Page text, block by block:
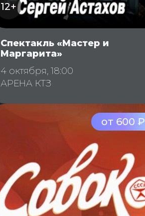
12+
Спектакль «Мастер и
Маргарита»
4 октября, 18:00
АРЕНА КТЗ
от 600 ₽